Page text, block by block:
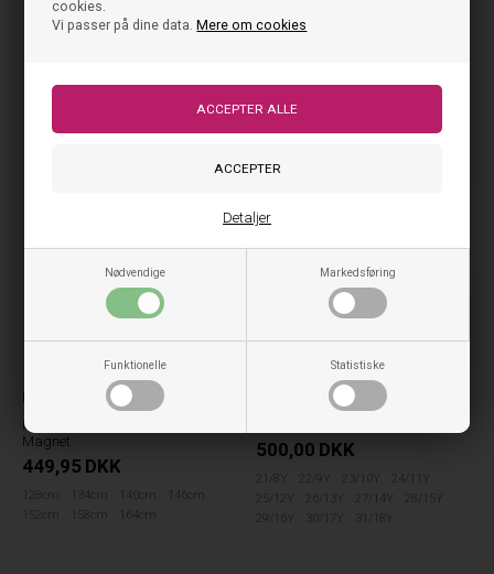
cookies.
Vi passer på dine data.Mere om cookies
Nødvendige Markedsføring
Funktionelle Statistiske
Detaljer
NYHED
Kids ONLY
Kids Only Vinterjakke Dolly -
Magnet
449,95 DKK
128cm 134cm 140cm
146cm
152cm
158cm 164cm
500,00 DKK
21/8Y 22/9Y 23/10Y
24/11Y
25/12Y
26/13Y 27/14Y
28/15Y
29/16Y
30/17Y 31/18Y